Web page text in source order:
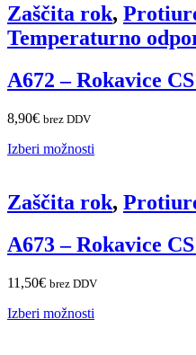
Zaščita rok,
Temperaturno
A672 – Rokavice
8,90€ brez DDV
Izberi možnosti
Zaščita rok,
A673 – Rokavice
11,50€ brez DDV
Izberi možnosti